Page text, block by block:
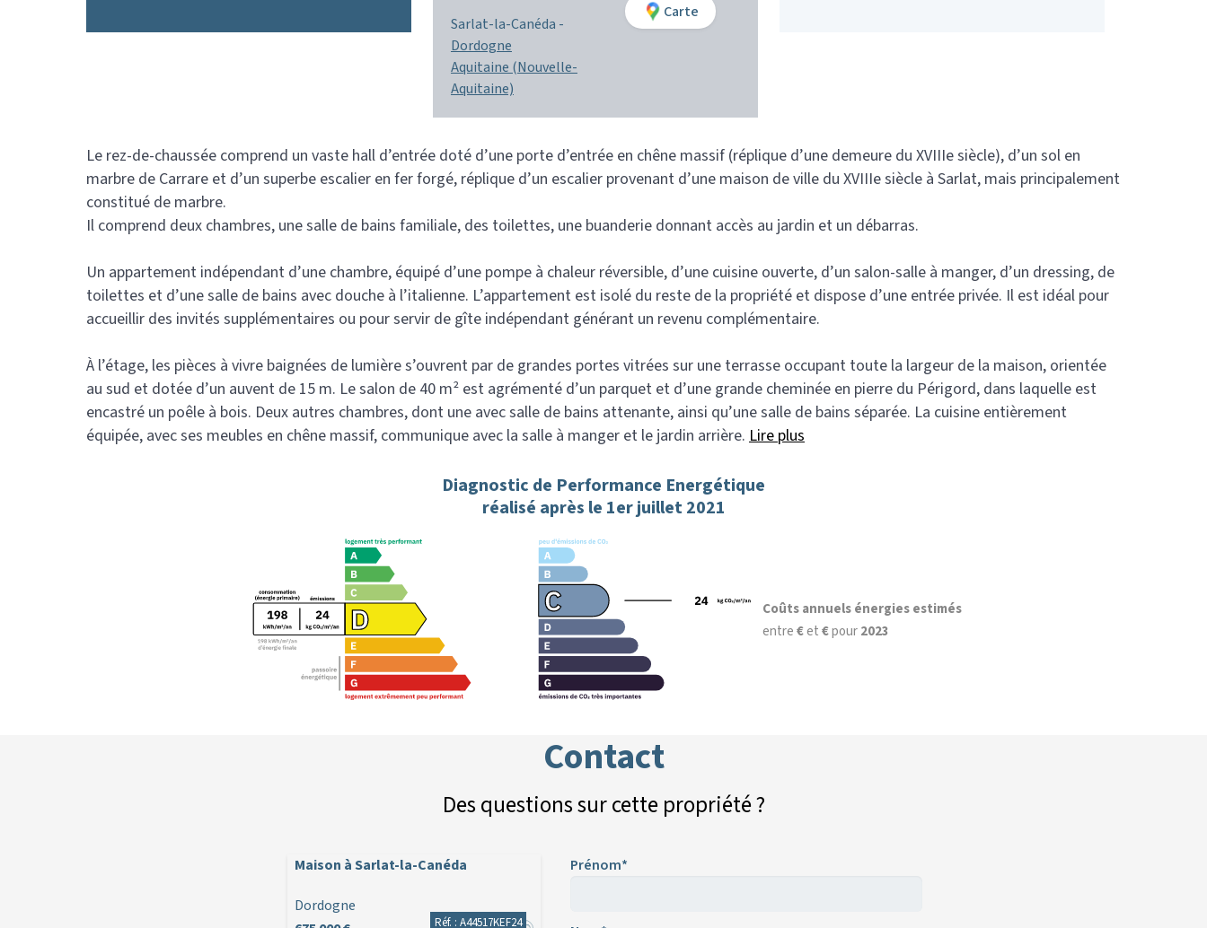
Sarlat-la-Canéda -
Dordogne
Aquitaine (Nouvelle-
Aquitaine)
Carte
Le rez-de-chaussée comprend un vaste hall d’entrée doté d’une porte d’entrée en chêne massif (réplique d’une demeure du XVIIIe siècle), d’un sol en
marbre de Carrare et d’un superbe escalier en fer forgé, réplique d’un escalier provenant d’une maison de ville du XVIIIe siècle à Sarlat, mais principalement
constitué de marbre.
Il comprend deux chambres, une salle de bains familiale, des toilettes, une buanderie donnant accès au jardin et un débarras.
Un appartement indépendant d’une chambre, équipé d’une pompe à chaleur réversible, d’une cuisine ouverte, d’un salon-salle à manger, d’un dressing, de
toilettes et d’une salle de bains avec douche à l’italienne. L’appartement est isolé du reste de la propriété et dispose d’une entrée privée. Il est idéal pour
accueillir des invités supplémentaires ou pour servir de gîte indépendant générant un revenu complémentaire.
À l’étage, les pièces à vivre baignées de lumière s’ouvrent par de grandes portes vitrées sur une terrasse occupant toute la largeur de la maison, orientée
au sud et dotée d’un auvent de 15 m. Le salon de 40 m² est agrémenté d’un parquet et d’une grande cheminée en pierre du Périgord, dans laquelle est
encastré un poêle à bois. Deux autres chambres, dont une avec salle de bains attenante, ainsi qu’une salle de bains séparée. La cuisine entièrement
équipée, avec ses meubles en chêne massif, communique avec la salle à manger et le jardin arrière. Lire plus
Diagnostic de Performance Energétique
réalisé après le 1er juillet 2021
Coûts annuels énergies estimés
entre€et€pour2023
Contact
Des questions sur cette propriété ?
Maison à Sarlat-la-Canéda
Dordogne
Réf. : A44517KEF24
Prénom*